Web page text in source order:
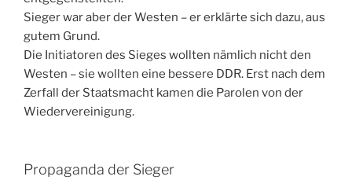
Sieger war aber der Westen – er erklärte sich dazu, aus
gutem Grund.
Die Initiatoren des Sieges wollten nämlich nicht den
Westen – sie wollten eine bessere DDR. Erst nach dem
Zerfall der Staatsmacht kamen die Parolen von der
Wiedervereinigung.
Propaganda der Sieger